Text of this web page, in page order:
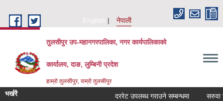
English
नेपाली
तुलसीपुर उप-महानगरपालिका, नगर कार्यपालिकाको
कार्यालय, दाङ, लुम्बिनी प्रदेश
हाम्रो तुलसीपुर, राम्रो तुलसीपुर
भर्खरै दररेट उपलब्ध गराउने सम्बन्धमा सरुवा